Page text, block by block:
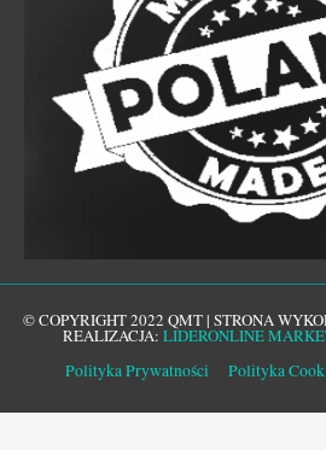
© COPYRIGHT 2022 QMT | STRONA
REALIZACJA: LIDERONLINE
Polityka Prywatności
Polityka